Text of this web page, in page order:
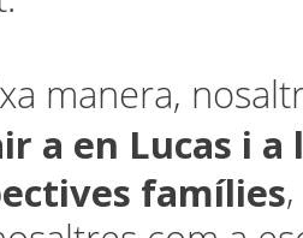
manera,
a en Lucas i a
famílies